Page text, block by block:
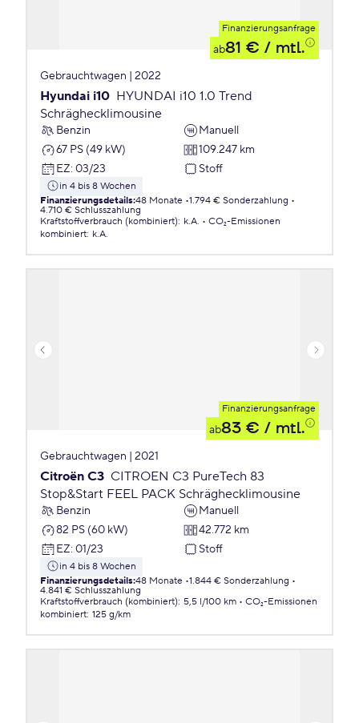
Finanzierungsanfrage
ab81 € / mtl.
Gebrauchtwagen | 2022
Hyundai i10 HYUNDAI i10 1.0 Trend
Schräghecklimousine
Benzin
Manuell
67 PS (49 kW)
109.247 km
EZ: 03/23 Stoff
in 4 bis 8 Wochen
Finanzierungsdetails:48 Monate 1.794 € Sonderzahlung
4.710 € Schlusszahlung
Kraftstoffverbrauch (kombiniert): k.A.
CO₂-Emissionen
kombiniert: k.A.
Finanzierungsanfrage
ab83 € / mtl.
Gebrauchtwagen | 2021
Citroën C3 CITROEN C3 PureTech 83
Stop&Start FEEL PACK Schräghecklimousine
Benzin
Manuell
82 PS (60 kW)
42.772 km
EZ: 01/23 Stoff
in 4 bis 8 Wochen
Finanzierungsdetails:48 Monate 1.844 € Sonderzahlung
4.841 € Schlusszahlung
Kraftstoffverbrauch (kombiniert): 5,5 l/100 km
CO₂-Emissionen
kombiniert: 125 g/km